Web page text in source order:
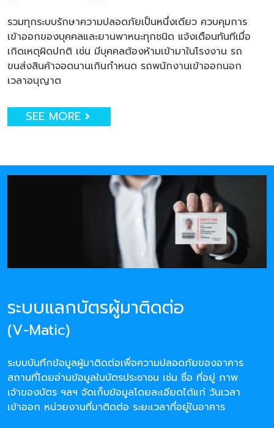
รวมทุกระบบรักษาความปลอดภัยเป็นหนึ่งเดียว ควบคุมการ
เข้าออกของบุคคลและยานพาหนะทุกชนิด แจ้งเตือนทันทีเมื่อ
เกิดเหตุผิดปกติ เช่น มีบุคคลต้องห้ามเข้ามาในโรงงาน รถ
ขนส่งสินค้าจอดนานเกินกำหนด รถพนักงานเข้าออกนอก
เวลาอนุญาต
SEE MORE
ระบบแลกบัตรผู้มาติดต่อ
(V-Matic)
ระบบบันทึกข้อมูลผู้มาติดต่อเพื่อความปลอดภัยของอาคาร
สถานที่โดยอ่านข้อมูลในบัตรประชาชน เช่น ชื่อ ที่อยู่ ภาพ
เจ้าของบัตร ฯลฯ จัดเก็บข้อมูลโดยละเอียดได้แก่ วันเวลา
เข้าออก หน่วยงานที่มาติดต่อ ระยะเวลาที่อยู่ในอาคาร